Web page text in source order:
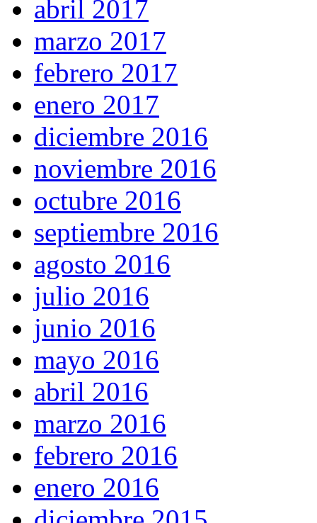
abril 2017
marzo 2017
febrero 2017
enero 2017
diciembre 2016
noviembre 2016
octubre 2016
septiembre 2016
agosto 2016
julio 2016
junio 2016
mayo 2016
abril 2016
marzo 2016
febrero 2016
enero 2016